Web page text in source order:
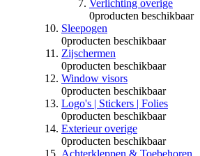
Verlichting overige
0producten beschikbaar
Sleepogen
0producten beschikbaar
Zijschermen
0producten beschikbaar
Window visors
0producten beschikbaar
Logo's | Stickers | Folies
0producten beschikbaar
Exterieur overige
0producten beschikbaar
Achterkleppen & Toebehoren